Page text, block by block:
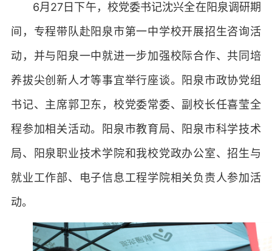
6月27日下午，校党委书记沈兴全在阳泉调研期
间，专程带队赴阳泉市第一中学校开展招生咨询活
动，并与阳泉一中就进一步加强校际合作、共同培
养拔尖创新人才等事宜举行座谈。阳泉市政协党组
书记、主席郭卫东，校党委常委、副校长任喜莹全
程参加相关活动。阳泉市教育局、阳泉市科学技术
局、阳泉职业技术学院和我校党政办公室、招生与
就业工作部、电子信息工程学院相关负责人参加活
动。